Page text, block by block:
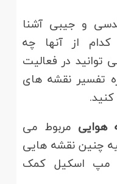
و جیبی آشنا
از آنها چه
توانید در فعالیت
تفسیر نقشه های
هوایی مربوط می
چنین نقشه هایی
مپ اسکیل کمک